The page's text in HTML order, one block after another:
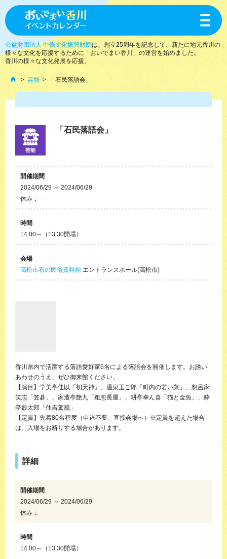
toggle
公益財団法人 中條文化振興財団は、創立25周年を記念して、新たに地元香川の
様々な文化を応援するために「おいでまい香川」の運営を始めました。
香川の様々な文化発展を応援。
芸能 「石民落語会」
芸能
「石民落語会」
開催期間
2024/06/29 ～ 2024/06/29
休み： －
時間
14:00～（13:30開場）
会場
高松市石の民俗資料館 エントランスホール(高松市)
香川県内で活躍する落語愛好家6名による落語会を開催します。お誘い
あわせのうえ、ぜひ御来館ください。
【演目】学美亭佳以「初天神」、温泉玉ご郎「町内の若い衆」、想呂家
笑志「笠碁」、家造亭艶九「粗忽長屋」、耕亭幸ん喜「猫と金魚」、酔
亭藪太郎「住吉駕籠」
【定員】先着80名程度（申込不要、直接会場へ）※定員を超えた場合
は、入場をお断りする場合があります。
詳細
開催期間
2024/06/29 ～ 2024/06/29
休み： －
時間
14:00～（13:30開場）